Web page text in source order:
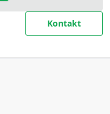
Kontakt